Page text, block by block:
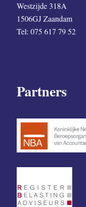
Westzijde 318A
1506GJ Zaandam
Tel: 075 617 79 52
Partners